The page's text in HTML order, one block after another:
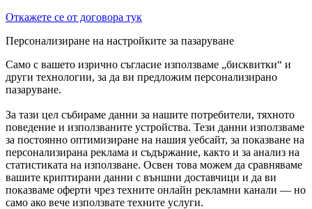
Откажете се от договора тук
Персонализиране на настройките за пазаруване
Само с вашето изрично съгласие използваме „бисквитки“ и
други технологии, за да ви предложим персонализирано
пазаруване.
За тази цел събираме данни за нашите потребители, тяхното
поведение и използваните устройства. Тези данни използваме
за постоянно оптимизиране на нашия уебсайт, за показване на
персонализирана реклама и съдържание, както и за анализ на
статистиката на използване. Освен това можем да сравняваме
вашите криптирани данни с външни доставчици и да ви
показваме оферти чрез техните онлайн рекламни канали — но
само ако вече използвате техните услуги.